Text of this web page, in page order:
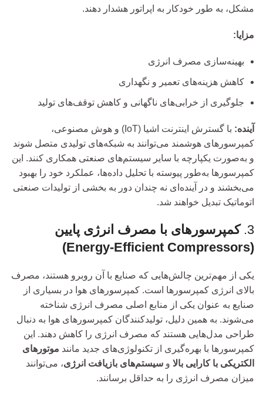
مشکل، به طور خودکار به اپراتور هشدار دهند.
مزایا:
بهینه‌سازی مصرف انرژی
کاهش هزینه‌های تعمیر و نگهداری
جلوگیری از خرابی‌های ناگهانی و کاهش توقف‌های تولید
آینده:
با گسترش اینترنت اشیا (IoT) و هوش مصنوعی،
کمپرسورهای هوشمند می‌توانند به شبکه‌های تولیدی متصل شوند
و به‌صورت یکپارچه با سایر سیستم‌های صنعتی همکاری کنند. این
کمپرسورها به‌طور پیوسته با تحلیل داده‌ها، عملکرد خود را بهبود
می‌بخشند و در آینده‌ای نه چندان دور به بخشی از تولیدات صنعتی
اتوماتیک تبدیل خواهند شد.
3. کمپرسورهای با مصرف انرژی پایین
(Energy-Efficient Compressors)
یکی از مهم‌ترین چالش‌هایی که صنایع با آن روبرو هستند، مصرف
بالای انرژی کمپرسورها است. کمپرسورهای هوا در بسیاری از
صنایع به عنوان یکی از منابع اصلی مصرف انرژی شناخته
می‌شوند. به همین دلیل، تولیدکنندگان کمپرسورهای هوا به دنبال
طراحی مدل‌هایی هستند که مصرف انرژی را کاهش دهند. این
کمپرسورها با بهره‌گیری از تکنولوژی‌های جدید مانند موتورهای
الکتریکی با کارایی بالا و سیستم‌های بازیافت انرژی، می‌توانند
میزان مصرف انرژی را به حداقل برسانند.